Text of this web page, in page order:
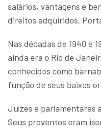
salários, vantagens e
direitos adquiridos.
Nas décadas de 1940 e
ainda era o Rio de
conhecidos como
função de seus baixos
Juízes e parlamentares
Seus proventos eram